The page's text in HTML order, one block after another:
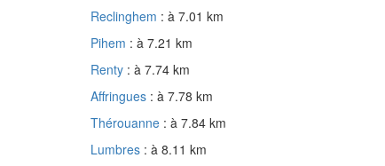
Reclinghem : à 7.01 km
Pihem : à 7.21 km
Renty : à 7.74 km
Affringues : à 7.78 km
Thérouanne : à 7.84 km
Lumbres : à 8.11 km